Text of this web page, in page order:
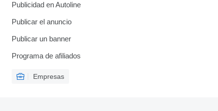
Publicidad en Autoline
Publicar el anuncio
Publicar un banner
Programa de afiliados
Empresas